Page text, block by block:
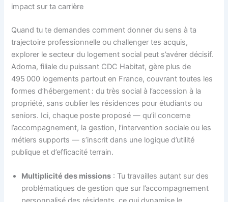
impact sur ta carrière
Quand tu te demandes comment donner du sens à ta
trajectoire professionnelle ou challenger tes acquis,
explorer le secteur du logement social peut s’avérer décisif.
Adoma, filiale du puissant CDC Habitat, gère plus de
495 000 logements partout en France, couvrant toutes les
formes d’hébergement : du très social à l’accession à la
propriété, sans oublier les résidences pour étudiants ou
seniors. Ici, chaque poste proposé — qu’il concerne
l’accompagnement, la gestion, l’intervention sociale ou les
métiers supports — s’inscrit dans une logique d’utilité
publique et d’efficacité terrain.
Multiplicité des missions : Tu travailles autant sur des
problématiques de gestion que sur l’accompagnement